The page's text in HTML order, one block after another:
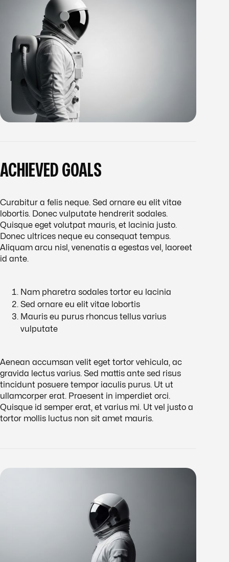
ACHIEVED GOALS
Curabitur a felis neque. Sed ornare eu elit vitae
lobortis. Donec vulputate hendrerit sodales.
Quisque eget volutpat mauris, et lacinia justo.
Donec ultrices neque eu consequat tempus.
Aliquam arcu nisl, venenatis a egestas vel, laoreet
id ante.
Nam pharetra sodales tortor eu lacinia
Sed ornare eu elit vitae lobortis
Mauris eu purus rhoncus tellus varius
vulputate
Aenean accumsan velit eget tortor vehicula, ac
gravida lectus varius. Sed mattis ante sed risus
tincidunt posuere tempor iaculis purus. Ut ut
ullamcorper erat. Praesent in imperdiet orci.
Quisque id semper erat, et varius mi. Ut vel justo a
tortor mollis luctus non sit amet mauris.